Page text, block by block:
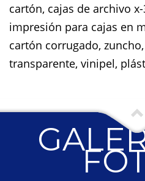
cartón, cajas de archivo x-
impresión para cajas en
cartón corrugado,
transparente, vinipel,